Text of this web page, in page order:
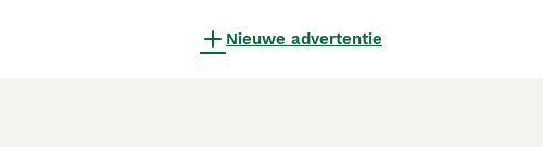
Nieuwe advertentie